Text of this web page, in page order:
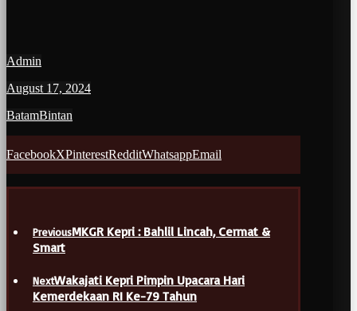
Admin
August 17, 2024
BatamBintan
FacebookXPinterestRedditWhatsappEmail
PreviousMKGR Kepri : Bahlil Lincah, Cermat &
Smart
NextWakajati Kepri Pimpin Upacara Hari
Kemerdekaan RI Ke-79 Tahun